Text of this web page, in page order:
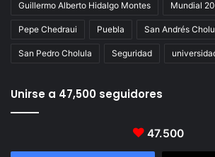
Guillermo Alberto Hidalgo Montes Mundial
Pepe Chedraui Puebla San Andrés
San Pedro Cholula Seguridad
Unirse a 47,500 seguidores
47.500